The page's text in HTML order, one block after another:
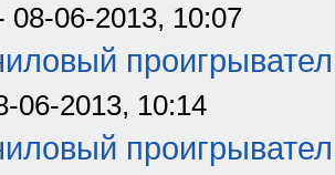
08-06-2013, 10:07
06-2013, 10:14